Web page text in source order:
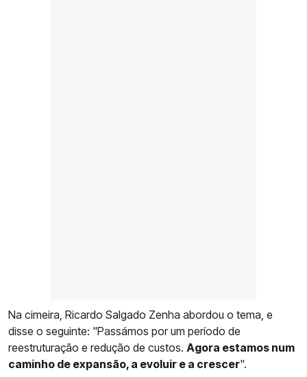
Na cimeira, Ricardo Salgado Zenha abordou o tema, e
disse o seguinte: "Passámos por um período de
reestruturação e redução de custos. Agora estamos num
caminho de expansão, a evoluir e a crescer".